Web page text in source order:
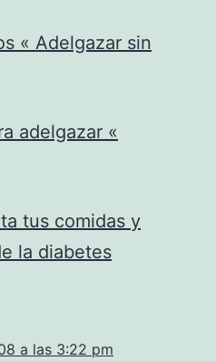
« Adelgazar sin
adelgazar «
tus comidas y
la diabetes
a las 3:22 pm